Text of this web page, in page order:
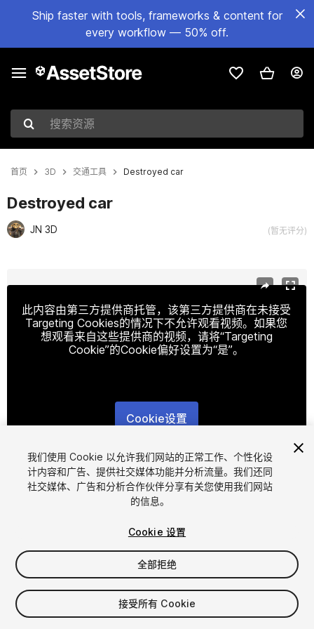
Ship faster with tools, frameworks & content for
every workflow — 50% off.
搜索资源
首页 3D 交通工具 Destroyed car
Destroyed car
JN 3D (暂无评分)
此内容由第三方提供商托管，该第三方提供商在未接受
Targeting Cookies的情况下不允许观看视频。如果您
想观看来自这些提供商的视频，请将“Targeting
Cookie”的Cookie偏好设置为“是”。
Cookie设置
1/10
$4.99
增值税将在结算时计算
我们使用 Cookie 以允许我们网站的正常工作、个性化设
计内容和广告、提供社交媒体功能并分析流量。我们还同
社交媒体、广告和分析合作伙伴分享有关您使用我们网站
的信息。
Cookie 设置
全部拒绝
接受所有 Cookie